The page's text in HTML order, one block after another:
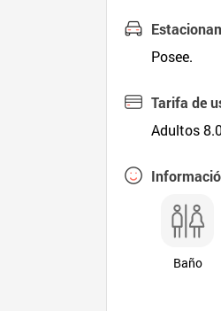
Posee.
Tarifa de
Adultos
Baño